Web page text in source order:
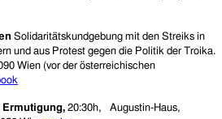
Solidaritätskundgebung mit den Streiks in
und aus Protest gegen die Politik der Troika.
Wien (vor der österreichischen
20:30h,
Augustin-Haus,